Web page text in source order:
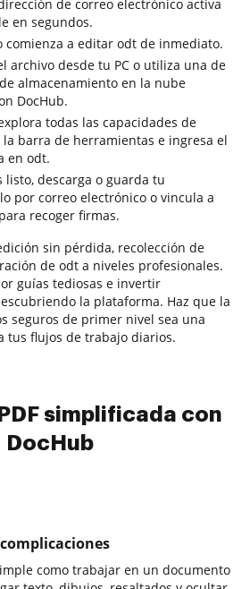
de correo electrónico activa
en segundos.
comienza a editar odt de inmediato.
archivo desde tu PC o utiliza una de
almacenamiento en la nube
DocHub.
todas las capacidades de
barra de herramientas e ingresa el
en odt.
listo, descarga o guarda tu
por correo electrónico o vincula a
recoger firmas.
sin pérdida, recolección de
de odt a niveles profesionales.
guías tediosas e invertir
la plataforma. Haz que la
seguros de primer nivel sea una
tus flujos de trabajo diarios.
simplificada con
DocHub
como trabajar en un documento